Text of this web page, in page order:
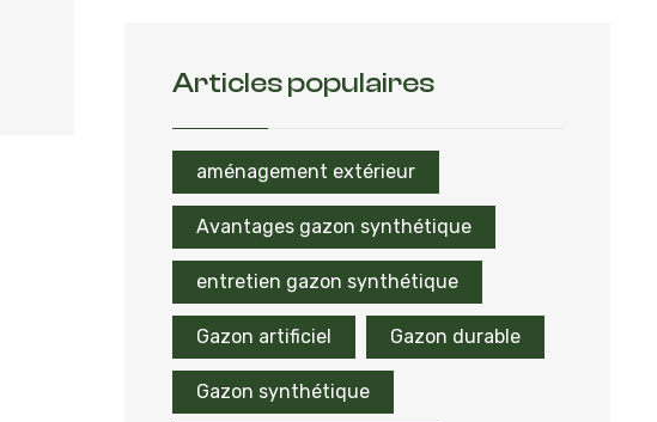
Articles populaires
aménagement extérieur
Avantages gazon synthétique
entretien gazon synthétique
Gazon artificiel Gazon durable
Gazon synthétique